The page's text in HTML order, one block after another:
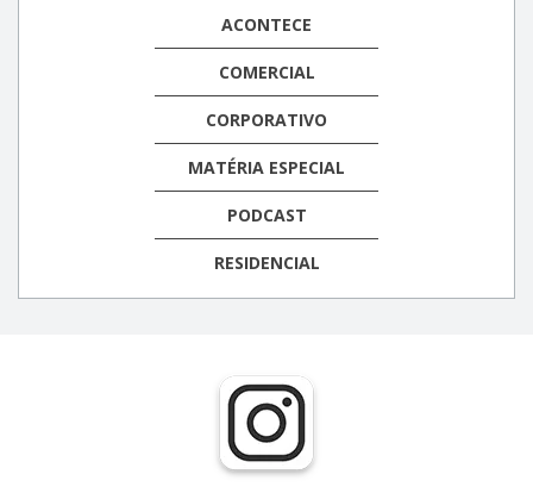
ACONTECE
COMERCIAL
CORPORATIVO
MATÉRIA ESPECIAL
PODCAST
RESIDENCIAL